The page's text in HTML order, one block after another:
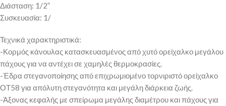
Διάσταση: 1/2”
Συσκευασία: 1/
Τεχνικά χαρακτηριστικά:
-Κορμός κάνουλας κατασκευασμένος από χυτό ορείχαλκο μεγάλου
πάχους για να αντέχει σε χαμηλές θερμοκρασίες.
-Έδρα στεγανοποίησης από επιχρωμιομένο τορνιριστό ορείχαλκο
ΟΤ58 για απόλυτη στεγανότητα και μεγάλη διάρκεια ζωής.
-Άξονας κεφαλής με σπείρωμα μεγάλης διαμέτρου και πάχους για